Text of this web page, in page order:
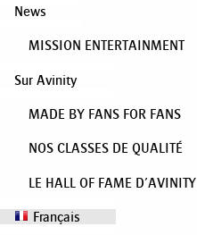
News
MISSION ENTERTAINMENT
Sur Avinity
MADE BY FANS FOR FANS
NOS CLASSES DE QUALITÉ
LE HALL OF FAME D’AVINITY
Français